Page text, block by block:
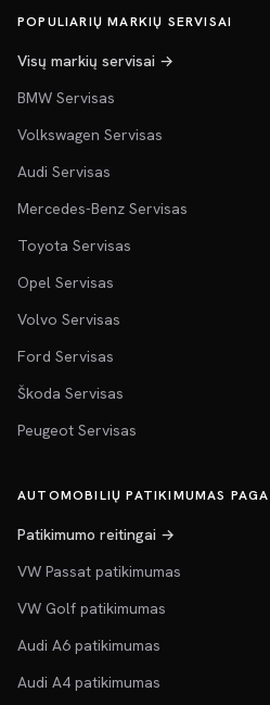
POPULIARIŲ MARKIŲ SERVISAI
Visų markių servisai →
BMW Servisas
Volkswagen Servisas
Audi Servisas
Mercedes-Benz Servisas
Toyota Servisas
Opel Servisas
Volvo Servisas
Ford Servisas
Škoda Servisas
Peugeot Servisas
AUTOMOBILIŲ PATIKIMUMAS
Patikimumo reitingai →
VW Passat patikimumas
VW Golf patikimumas
Audi A6 patikimumas
Audi A4 patikimumas